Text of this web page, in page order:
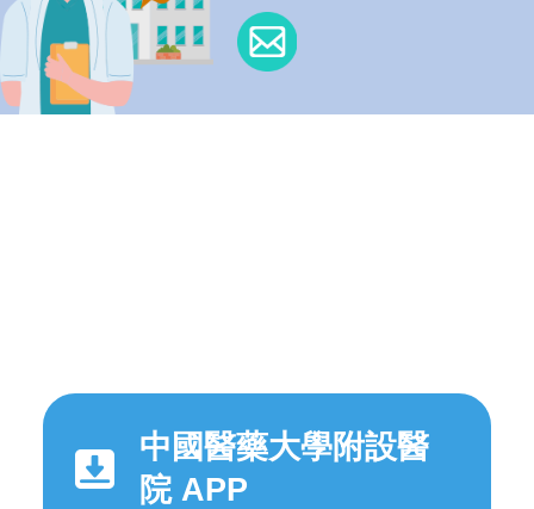
中國醫藥大學附設醫
院 APP